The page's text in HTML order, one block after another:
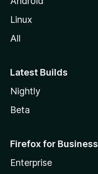
Linux
All
Latest Builds
Nightly
Beta
Firefox for Business
Enterprise